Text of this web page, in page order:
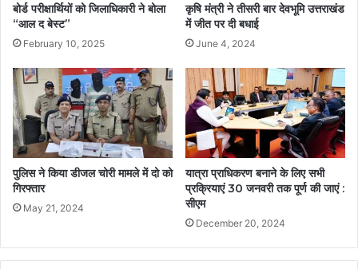
बोर्ड परीक्षार्थियों को जिलाधिकारी ने बोला
“आल द बेस्ट”
February 10, 2025
कृषि मंत्री ने तीसरी बार देवभूमि उत्तराखंड
में जीत पर दी बधाई
June 4, 2024
पुलिस ने किया डीजल चोरी मामले में दो को
गिरफ्तार
May 21, 2024
यात्रा प्राधिकरण बनाने के लिए सभी
प्रक्रियाएं 30 जनवरी तक पूर्ण की जाएं :
सीएम
December 20, 2024